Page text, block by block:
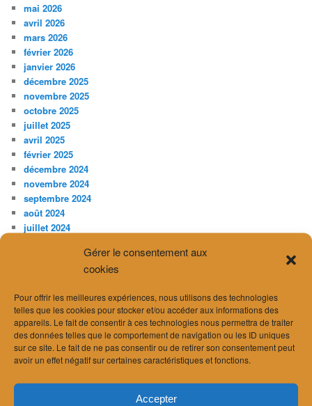
Gérer le consentement aux
cookies
Pour offrir les meilleures expériences, nous utilisons des technologies
telles que les cookies pour stocker et/ou accéder aux informations des
appareils. Le fait de consentir à ces technologies nous permettra de traiter
des données telles que le comportement de navigation ou les ID uniques
sur ce site. Le fait de ne pas consentir ou de retirer son consentement peut
avoir un effet négatif sur certaines caractéristiques et fonctions.
Accepter
mai 2026
avril 2026
mars 2026
février 2026
janvier 2026
décembre 2025
novembre 2025
octobre 2025
juillet 2025
avril 2025
février 2025
décembre 2024
novembre 2024
septembre 2024
août 2024
juillet 2024
janvier 2024
décembre 2023
novembre 2023
juillet 2023
avril 2023
janvier 2023